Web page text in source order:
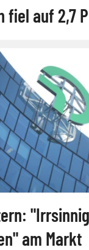
auf 2,7
am Markt